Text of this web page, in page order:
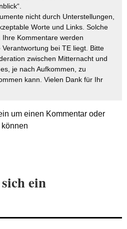
nicht durch Unterstellungen,
Worte und Links. Solche
Kommentare werden
bei TE liegt. Bitte
zwischen Mitternacht und
je nach Aufkommen, zu
kann. Vielen Dank für Ihr
um einen Kommentar oder
ein